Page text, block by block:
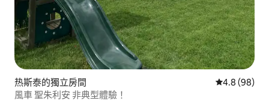
热斯泰的獨立房間 從 98 則評價
4.8 (98)
風車 聖朱利安 非典型體驗！